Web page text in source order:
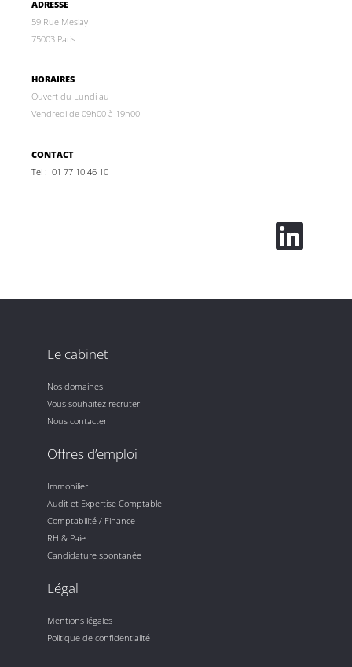
ADRESSE
59 Rue Meslay
75003 Paris
HORAIRES
Ouvert du Lundi au
Vendredi de 09h00 à 19h00
CONTACT
Tel : 01 77 10 46 10
Le cabinet
Nos domaines
Vous souhaitez recruter
Nous contacter
Offres d’emploi
Immobilier
Audit et Expertise Comptable
Comptabilité / Finance
RH & Paie
Candidature spontanée
Légal
Mentions légales
Politique de confidentialité